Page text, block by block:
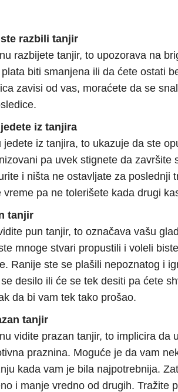
razbili tanjir
razbijete tanjir, to upozorava na
biti smanjena ili da ćete ostati
zavisi od vas, moraćete da se
iz tanjira
jedete iz tanjira, to ukazuje da ste
pa uvek stignete da završite
i ništa ne ostavljate za poslednji
vreme pa ne tolerišete kada drugi
tanjir
pun tanjir, to označava vašu
mnoge stvari propustili i voleli
Ranije ste se plašili nepoznatog i
desilo ili će se tek desiti pa ćete
da bi vam tek tako prošao.
tanjir
vidite prazan tanjir, to implicira da
praznina. Moguće je da vam
kada vam je bila najpotrebnija.
i manje vredno od drugih. Tražite